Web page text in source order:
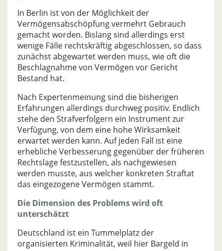
In Berlin ist von der Möglichkeit der
Vermögensabschöpfung vermehrt Gebrauch
gemacht worden. Bislang sind allerdings erst
wenige Fälle rechtskräftig abgeschlossen, so dass
zunächst abgewartet werden muss, wie oft die
Beschlagnahme von Vermögen vor Gericht
Bestand hat.
Nach Expertenmeinung sind die bisherigen
Erfahrungen allerdings durchweg positiv. Endlich
stehe den Strafverfolgern ein Instrument zur
Verfügung, von dem eine hohe Wirksamkeit
erwartet werden kann. Auf jeden Fall ist eine
erhebliche Verbesserung gegenüber der früheren
Rechtslage festzustellen, als nachgewiesen
werden musste, aus welcher konkreten Straftat
das eingezogene Vermögen stammt.
Die Dimension des Problems wird oft
unterschätzt
Deutschland ist ein Tummelplatz der
organisierten Kriminalität, weil hier Bargeld in